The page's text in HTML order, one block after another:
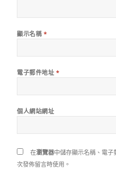
顯示名稱 *
電子郵件地址 *
個人網站網址
在瀏覽器中儲存顯示名稱、電
次發佈留言時使用。